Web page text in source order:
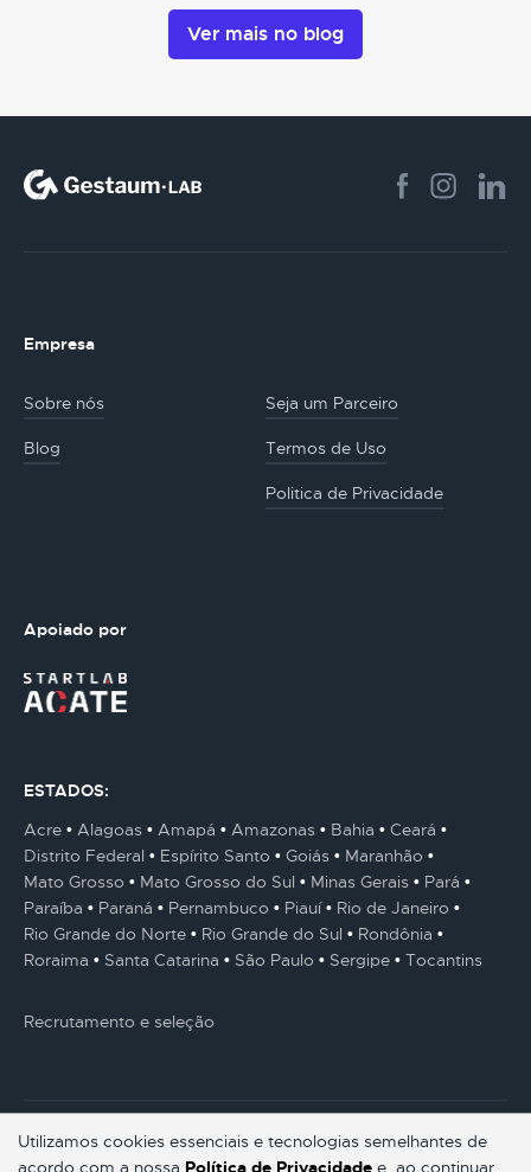
Ver mais no blog
Utilizamos cookies essenciais e tecnologias semelhantes de
acordo com a nossa Política de Privacidade e, ao continuar
Empresa
Sobre nós Seja um Parceiro
Blog Termos de Uso
Politica de Privacidade
Apoiado por
ESTADOS:
Acre
Alagoas Amapá Amazonas Bahia
Ceará
Distrito Federal
Espírito Santo Goiás
Maranhão
Mato Grosso
Mato Grosso do Sul Minas Gerais
Pará
Paraíba
Paraná Pernambuco Piauí
Rio de Janeiro
Rio Grande do Norte
Rio Grande do Sul
Rondônia
Roraima
Santa Catarina São Paulo Sergipe Tocantins
Recrutamento e seleção